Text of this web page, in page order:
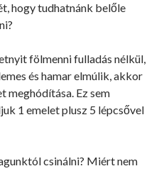
hogy tudhatnánk belőle
fölmenni fulladás nélkül,
és hamar elmúlik, akkor
meghódítása. Ez sem
1 emelet plusz 5 lépcsővel
csinálni? Miért nem